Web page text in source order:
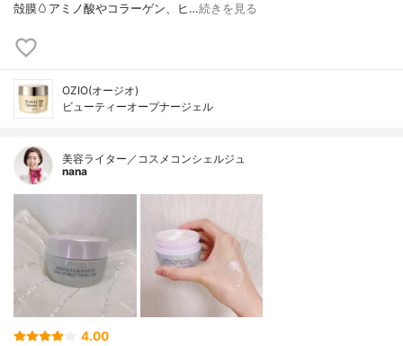
殻膜🥚アミノ酸やコラーゲン、ヒ…続きを見る
OZIO(オージオ)
ビューティーオープナージェル
美容ライター／コスメコンシェルジュ
nana
4.00